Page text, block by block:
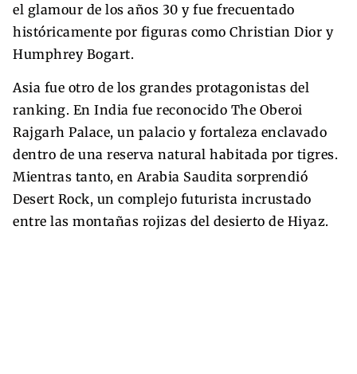
el glamour de los años 30 y fue frecuentado
históricamente por figuras como Christian Dior y
Humphrey Bogart.
Asia fue otro de los grandes protagonistas del
ranking. En India fue reconocido The Oberoi
Rajgarh Palace, un palacio y fortaleza enclavado
dentro de una reserva natural habitada por tigres.
Mientras tanto, en Arabia Saudita sorprendió
Desert Rock, un complejo futurista incrustado
entre las montañas rojizas del desierto de Hiyaz.